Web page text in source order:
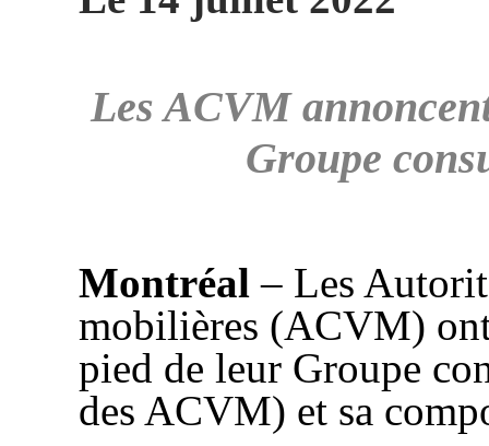
Les ACVM
Groupe
Montréal – Les
mobilières (ACVM)
pied de leur Groupe
des ACVM) et sa